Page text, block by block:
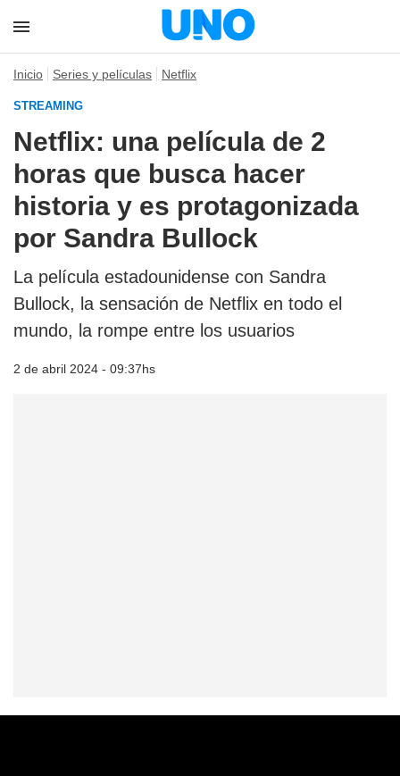
Inicio Series y películas Netflix
STREAMING
Netflix: una película de 2
horas que busca hacer
historia y es protagonizada
por Sandra Bullock
La película estadounidense con Sandra
Bullock, la sensación de Netflix en todo el
mundo, la rompe entre los usuarios
2 de abril 2024 - 09:37hs